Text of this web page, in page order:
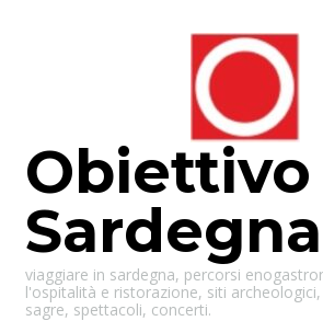
Obiettivo
Sardegna
viaggiare in sardegna, percorsi
l'ospitalità e ristorazione, siti
sagre, spettacoli, concerti.